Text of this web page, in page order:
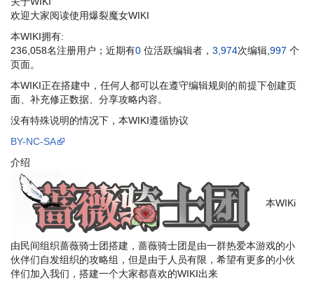
欢迎大家阅读使用爆裂魔女WIKI
本WIKI拥有:
236,058名注册用户；近期有0 位活跃编辑者， 3,974次编辑,997 个
页面。
本WIKI正在搭建中，任何人都可以在遵守编辑规则的前提下创建页
面、补充修正数据、分享攻略内容。
没有特殊说明的情况下，本WIKI遵循协议
BY-NC-SA
介绍
本WIKi
由民间组织蔷薇骑士团搭建，蔷薇骑士团是由一群热爱本游戏的小
伙伴们自发组织的攻略组，但是由于人员有限，希望有更多的小伙
伴们加入我们，搭建一个大家都喜欢的WIKI出来